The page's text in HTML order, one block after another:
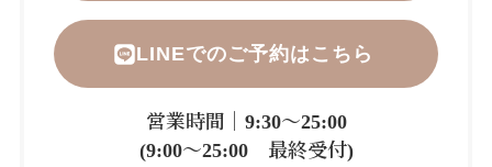
LINEでのご予約はこちら
営業時間｜9:30～25:00
(9:00～25:00 最終受付)